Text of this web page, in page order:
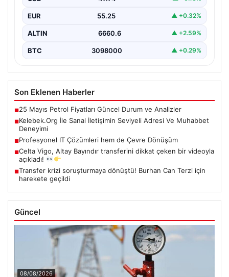
çeşitli…
EUR 55.25 ▲ +0.32%
ALTIN 6660.6 ▲ +2.59%
BTC 3098000 ▲ +0.29%
Son Eklenen Haberler
■25 Mayıs Petrol Fiyatları Güncel Durum ve Analizler
■Kelebek.Org İle Sanal İletişimin Seviyeli Adresi Ve Muhabbet
Deneyimi
■Profesyonel IT Çözümleri hem de Çevre Dönüşüm
■Celta Vigo, Altay Bayındır transferini dikkat çeken bir videoyla
açıkladı!
■Transfer krizi soruşturmaya dönüştü! Burhan Can Terzi için
harekete geçildi
Güncel
08/08/2026